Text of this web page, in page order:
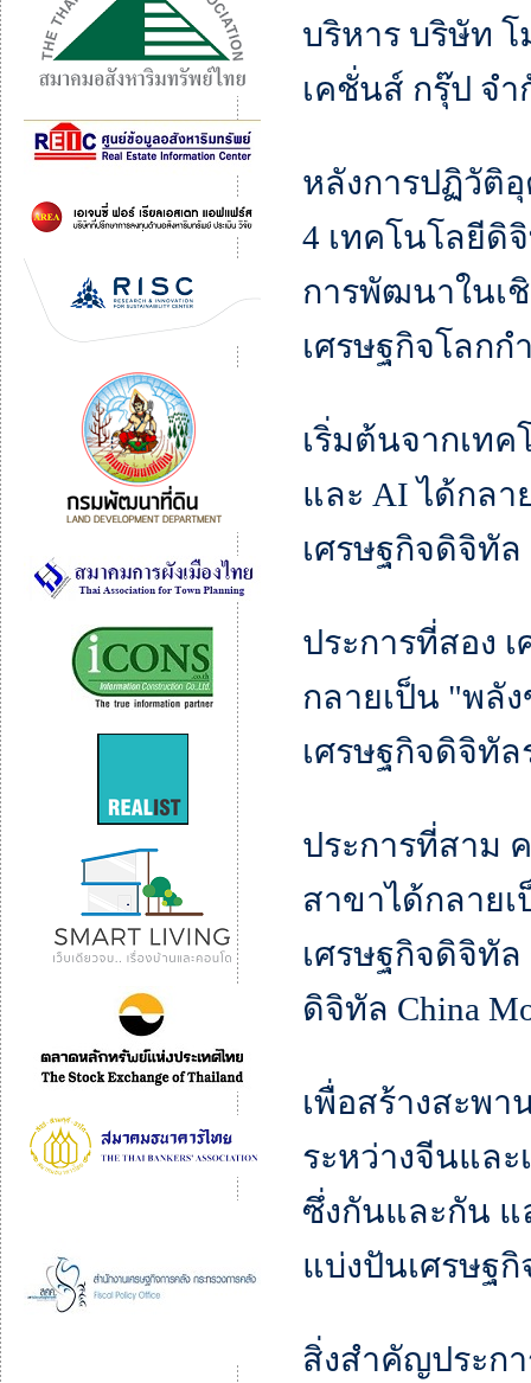
บริหาร บริษัท
เคชั่นส์ กรุ๊ป จํ
หลังการปฏิวัติ
4 เทคโนโลยี
การพัฒนาในเ
เศรษฐกิจโลก
เริ่มต้นจากเท
และ AI ได้กล
เศรษฐกิจดิจิทัล
ประการที่สอง
กลายเป็น "พลั
เศรษฐกิจดิจิทั
ประการที่สาม
สาขาได้กลาย
เศรษฐกิจดิจิทั
ดิจิทัล China
เพื่อสร้างสะพ
ระหว่างจีนและ
ซึ่งกันและกัน แ
แบ่งปันเศรษฐ
สิ่งสำคัญประก